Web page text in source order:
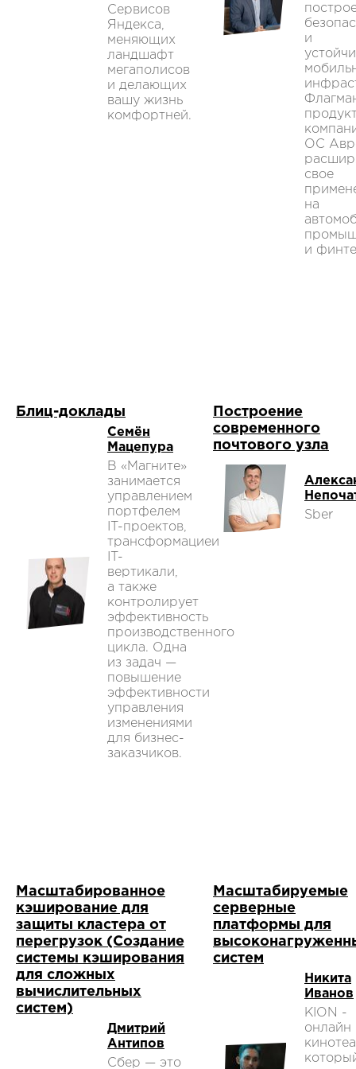
Сервисов
Яндекса,
меняющих
ландшафт
мегаполисов
и делающих
вашу жизнь
комфортней.
и
ОС
свое
на
и
Блиц-доклады
Семён
Мацепура
В «Магните»
занимается
управлением
портфелем
IT-проектов,
трансформацией
IT-
вертикали,
а также
контролирует
эффективность
производственного
цикла. Одна
из задач —
повышение
эффективности
управления
изменениями
для бизнес-
заказчиков.
Построение
современного
почтового узла
Sber
Масштабированное
кэширование для
защиты кластера от
перегрузок (Создание
системы кэширования
для сложных
вычислительных
систем)
Дмитрий
Антипов
Сбер — это
Масштабируемые
серверные
платформы для
систем
Никита
Иванов
KION -
онлайн